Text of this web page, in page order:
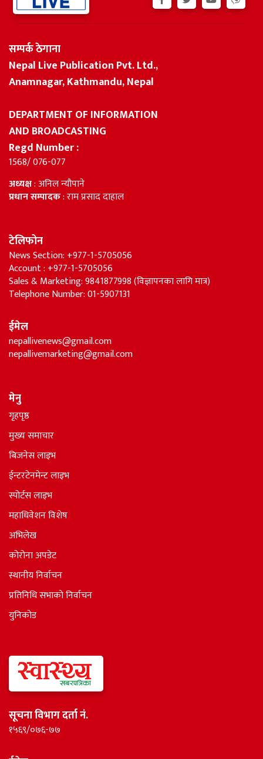
सम्पर्क ठेगाना
Nepal Live Publication Pvt. Ltd.,
Anamnagar, Kathmandu, Nepal
DEPARTMENT OF INFORMATION
AND BROADCASTING
Regd Number :
1568/ 076-077
अध्यक्ष: अनिल न्यौपाने
प्रधान सम्पादक: राम प्रसाद दाहाल
टेलिफोन
News Section: +977-1-5705056
Account : +977-1-5705056
Sales & Marketing: 9841877998 (विज्ञापनका लागि मात्र)
Telephone Number: 01-5907131
ईमेल
nepallivenews@gmail.com
nepallivemarketing@gmail.com
मेनु
गृहपृष्ठ
मुख्य समाचार
बिजनेस लाइभ
ईन्टरटेनमेन्ट लाइभ
स्पोर्टस लाइभ
महाधिवेशन विशेष
अभिलेख
कोरोना अपडेट
स्थानीय निर्वाचन
प्रतिनिधि सभाकाे निर्वाचन
युनिकोड
सूचना विभाग दर्ता नं.
१५६९/०७६-७७